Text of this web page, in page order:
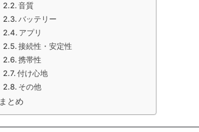
音質
バッテリー
アプリ
接続性・安定性
携帯性
付け心地
その他
まとめ